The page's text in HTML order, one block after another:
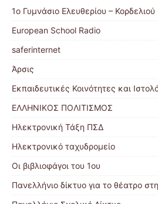
1ο Γυμνάσιο Ελευθερίου – Κορδελιού
European School Radio
saferinternet
Άρσις
Εκπαιδευτικές Κοινότητες και
ΕΛΛΗΝΙΚΟΣ ΠΟΛΙΤΙΣΜΟΣ
Ηλεκτρονική Τάξη ΠΣΔ
Ηλεκτρονικό ταχυδρομείο
Οι βιβλιοφάγοι του 1ου
Πανελλήνιο δίκτυο για το θέατρο